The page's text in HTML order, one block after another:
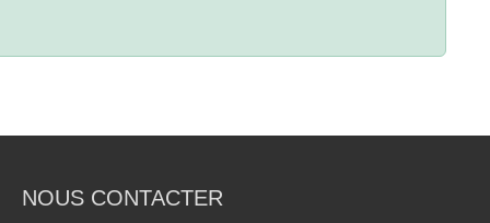
NOUS CONTACTER